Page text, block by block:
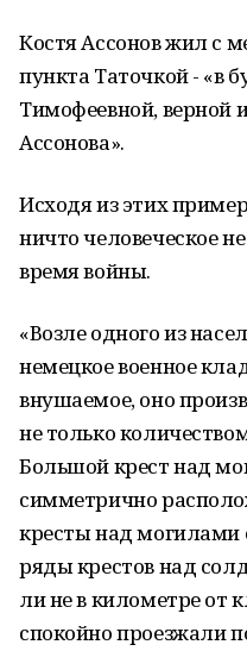
Костя Ассонов жил с
пункта Таточкой - «в
Тимофеевной, верной
Ассонова».
Исходя из этих
ничто человеческое
время войны.
«Возле одного из
немецкое военное
внушаемое, оно
не только
Большой крест над
симметрично
кресты над могилами
ряды крестов над
ли не в километре
спокойно проезжали